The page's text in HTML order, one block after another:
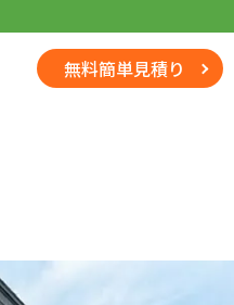
無料簡単見積り